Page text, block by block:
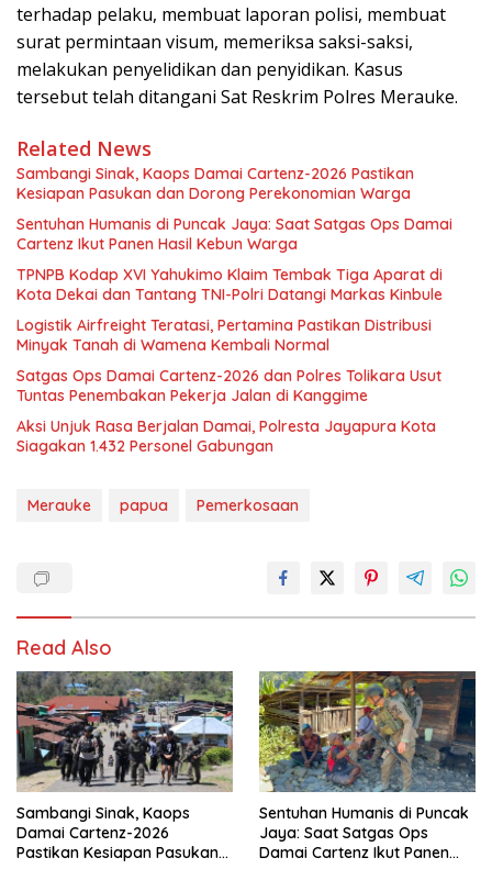
terhadap pelaku, membuat laporan polisi, membuat
surat permintaan visum, memeriksa saksi-saksi,
melakukan penyelidikan dan penyidikan. Kasus
tersebut telah ditangani Sat Reskrim Polres Merauke.
Related News
Sambangi Sinak, Kaops Damai Cartenz-2026 Pastikan
Kesiapan Pasukan dan Dorong Perekonomian Warga
Sentuhan Humanis di Puncak Jaya: Saat Satgas Ops Damai
Cartenz Ikut Panen Hasil Kebun Warga
TPNPB Kodap XVI Yahukimo Klaim Tembak Tiga Aparat di
Kota Dekai dan Tantang TNI-Polri Datangi Markas Kinbule
Logistik Airfreight Teratasi, Pertamina Pastikan Distribusi
Minyak Tanah di Wamena Kembali Normal
Satgas Ops Damai Cartenz-2026 dan Polres Tolikara Usut
Tuntas Penembakan Pekerja Jalan di Kanggime
Aksi Unjuk Rasa Berjalan Damai, Polresta Jayapura Kota
Siagakan 1.432 Personel Gabungan
Merauke papua Pemerkosaan
Read Also
Sambangi Sinak, Kaops
Damai Cartenz-2026
Pastikan Kesiapan Pasukan
Sentuhan Humanis di Puncak
Jaya: Saat Satgas Ops
Damai Cartenz Ikut Panen